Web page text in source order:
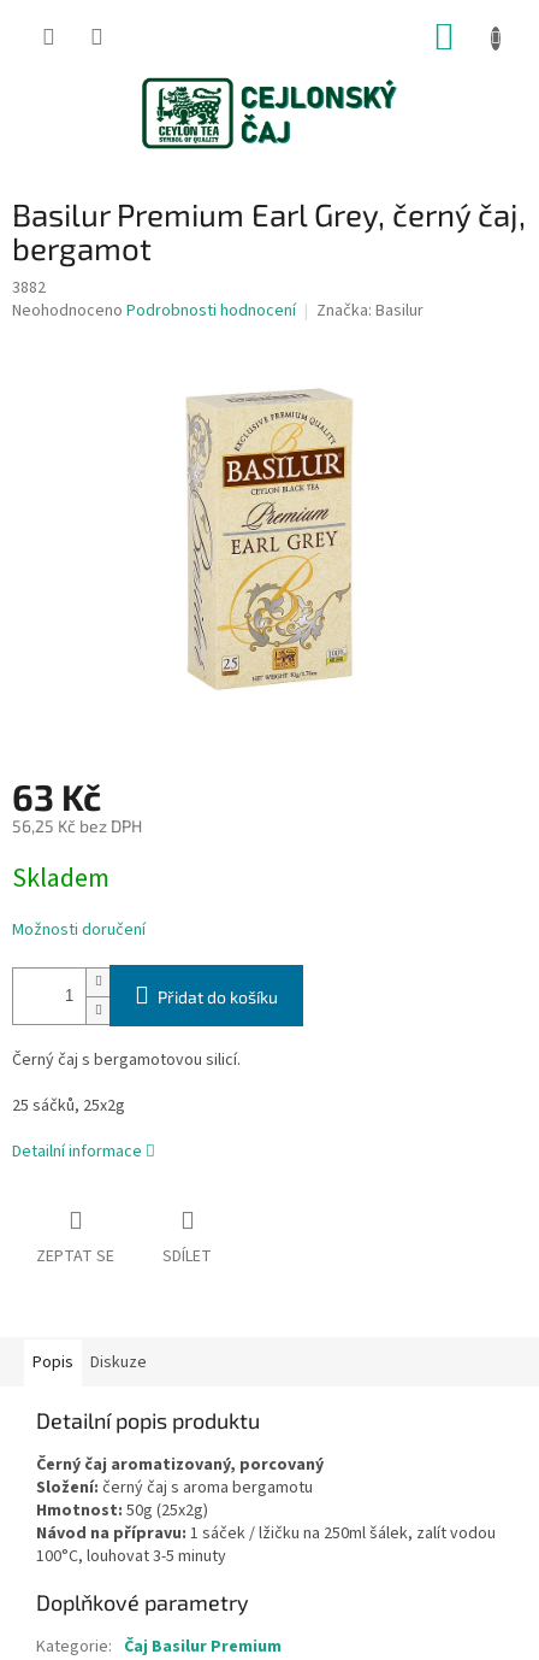
Basilur Premium Earl Grey, černý čaj,
bergamot
3882
Průměrné
Neohodnoceno Podrobnosti hodnocení Značka: Basilur
63 Kč
56,25 Kč bez DPH
cena:
Skladem
Možnosti doručení
Přidat do košíku
Černý čaj s bergamotovou silicí.
25 sáčků, 25x2g
Detailní informace
ZEPTAT SE SDÍLET
Popis Diskuze
Detailní popis produktu
Černý čaj aromatizovaný, porcovaný
Složení: černý čaj s aroma bergamotu
Hmotnost: 50g (25x2g)
Návod na přípravu: 1 sáček / lžičku na 250ml šálek, zalít vodou
100°C, louhovat 3-5 minuty
Doplňkové parametry
Kategorie: Čaj Basilur Premium